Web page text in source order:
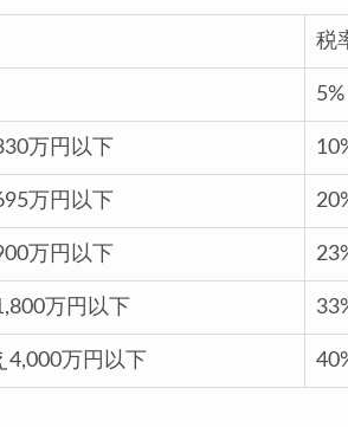
税
5%
万円以下
万円以下
万円以下
万円以下
4,000万円以下